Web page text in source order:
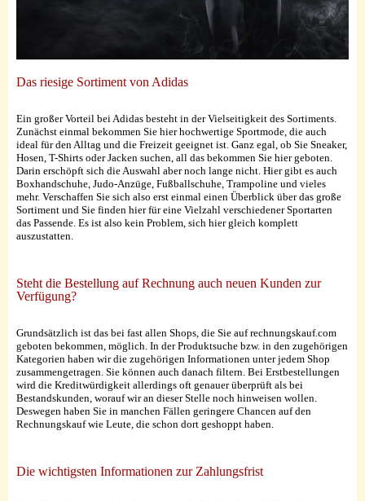
Das riesige Sortiment von Adidas
Ein großer Vorteil bei Adidas besteht in der Vielseitigkeit des Sortiments.
Zunächst einmal bekommen Sie hier hochwertige Sportmode, die auch
ideal für den Alltag und die Freizeit geeignet ist. Ganz egal, ob Sie Sneaker,
Hosen, T-Shirts oder Jacken suchen, all das bekommen Sie hier geboten.
Darin erschöpft sich die Auswahl aber noch lange nicht. Hier gibt es auch
Boxhandschuhe, Judo-Anzüge, Fußballschuhe, Trampoline und vieles
mehr. Verschaffen Sie sich also erst einmal einen Überblick über das große
Sortiment und Sie finden hier für eine Vielzahl verschiedener Sportarten
das Passende. Es ist also kein Problem, sich hier gleich komplett
auszustatten.
Steht die Bestellung auf Rechnung auch neuen Kunden zur
Verfügung?
Grundsätzlich ist das bei fast allen Shops, die Sie auf rechnungskauf.com
geboten bekommen, möglich. In der Produktsuche bzw. in den zugehörigen
Kategorien haben wir die zugehörigen Informationen unter jedem Shop
zusammengetragen. Sie können auch danach filtern. Bei Erstbestellungen
wird die Kreditwürdigkeit allerdings oft genauer überprüft als bei
Bestandskunden, worauf wir an dieser Stelle noch hinweisen wollen.
Deswegen haben Sie in manchen Fällen geringere Chancen auf den
Rechnungskauf wie Leute, die schon dort geshoppt haben.
Die wichtigsten Informationen zur Zahlungsfrist